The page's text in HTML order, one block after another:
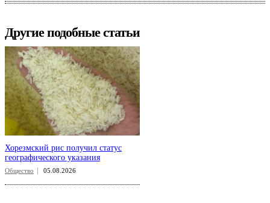
Другие подобные статьи
Хорезмский рис получил статус
географического указания
Общество 05.08.2026